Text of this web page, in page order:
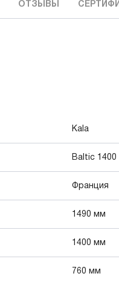
ОТЗЫВЫ
Kala
Baltic 1400
Франция
1490 мм
1400 мм
760 мм